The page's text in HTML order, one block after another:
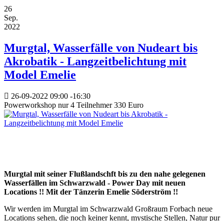
26
Sep.
2022
Murgtal, Wasserfälle von Nudeart bis
Akrobatik - Langzeitbelichtung mit
Model Emelie
26-09-2022 09:00 -16:30
Powerworkshop nur 4 Teilnehmer 330 Euro
Murgtal mit seiner Flußlandschft bis zu den nahe gelegenen
Wasserfällen im Schwarzwald - Power Day mit neuen
Locations !! Mit der Tänzerin Emelie Söderström !!
Wir werden im Murgtal im Schwarzwald Großraum Forbach neue
Locations sehen, die noch keiner kennt, mystische Stellen, Natur pur